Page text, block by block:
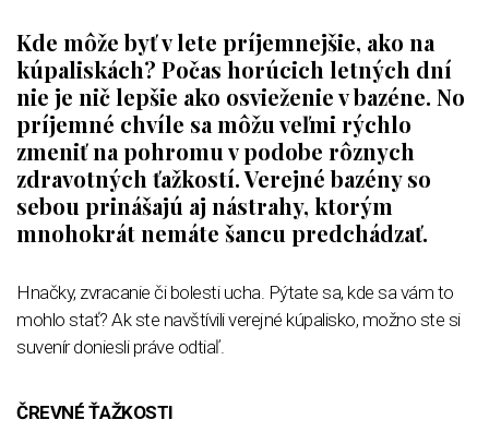
Kde môže byť v lete príjemnejšie, ako na
kúpaliskách? Počas horúcich letných dní
nie je nič lepšie ako osvieženie v bazéne. No
príjemné chvíle sa môžu veľmi rýchlo
zmeniť na pohromu v podobe rôznych
zdravotných ťažkostí. Verejné bazény so
sebou prinášajú aj nástrahy, ktorým
mnohokrát nemáte šancu predchádzať.
Hnačky, zvracanie či bolesti ucha. Pýtate sa, kde sa vám to
mohlo stať? Ak ste navštívili verejné kúpalisko, možno ste si
suvenír doniesli práve odtiaľ.
ČREVNÉ ŤAŽKOSTI